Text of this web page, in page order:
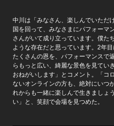
中川は「みなさん、楽しんでいただ
国を回って、みなさまにパフォーマ
さんがいて成り立っています。僕た
ような存在だと思っています。2年
たくさんの恩を、パフォーマンスで
らもっと広い、綺麗な景色を見てい
おねがいします」とコメント。「コ
ないオンラインの方も、絶対にいつ
れからも一緒に楽しんで生きましょ
い」と、笑顔で会場を見つめた。